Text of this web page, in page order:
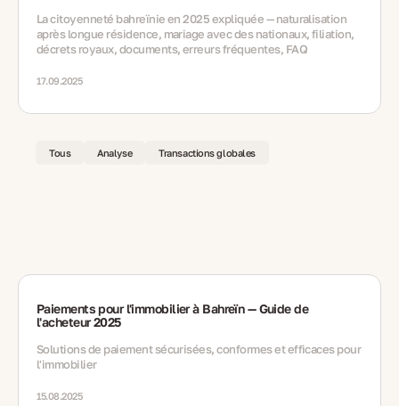
La citoyenneté bahreïnie en 2025 expliquée — naturalisation
après longue résidence, mariage avec des nationaux, filiation,
décrets royaux, documents, erreurs fréquentes, FAQ
17.09.2025
Tous Analyse Transactions globales
Paiements pour l'immobilier à Bahreïn — Guide de
l'acheteur 2025
Solutions de paiement sécurisées, conformes et efficaces pour
l'immobilier
15.08.2025